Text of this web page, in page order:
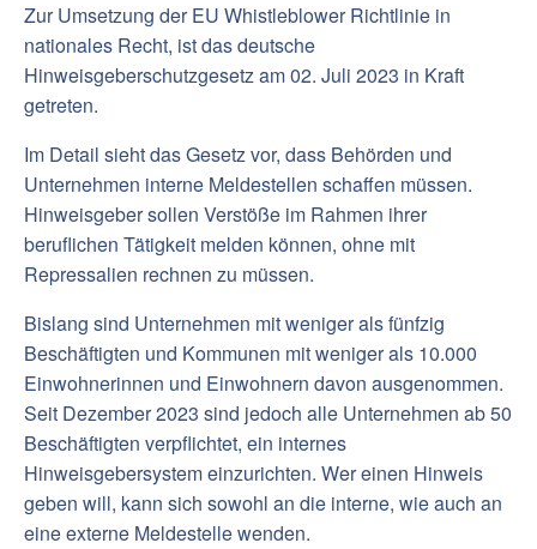
Zur Umsetzung der EU Whistleblower Richtlinie in
nationales Recht, ist das deutsche
Hinweisgeberschutzgesetz am 02. Juli 2023 in Kraft
getreten.
Im Detail sieht das Gesetz vor, dass Behörden und
Unternehmen interne Meldestellen schaffen müssen.
Hinweisgeber sollen Verstöße im Rahmen ihrer
beruflichen Tätigkeit melden können, ohne mit
Repressalien rechnen zu müssen.
Bislang sind Unternehmen mit weniger als fünfzig
Beschäftigten und Kommunen mit weniger als 10.000
Einwohnerinnen und Einwohnern davon ausgenommen.
Seit Dezember 2023 sind jedoch alle Unternehmen ab 50
Beschäftigten verpflichtet, ein internes
Hinweisgebersystem einzurichten. Wer einen Hinweis
geben will, kann sich sowohl an die interne, wie auch an
eine externe Meldestelle wenden.